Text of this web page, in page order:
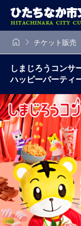
  チケット販売
しまじろうコン
ハッピーパーティ